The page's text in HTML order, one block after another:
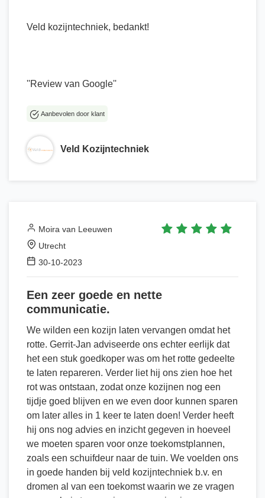
Veld kozijntechniek, bedankt!
''Review van Google''
Veld Kozijntechniek
Aanbevolen door klant
Moira van Leeuwen
Utrecht
30-10-2023
Een zeer goede en nette
communicatie.
We wilden een kozijn laten vervangen omdat het
rotte. Gerrit-Jan adviseerde ons echter eerlijk dat
het een stuk goedkoper was om het rotte gedeelte
te laten repareren. Verder liet hij ons zien hoe het
rot was ontstaan, zodat onze kozijnen nog een
tijdje goed blijven en we even door kunnen sparen
om later alles in 1 keer te laten doen! Verder heeft
hij ons nog advies en inzicht gegeven in hoeveel
we moeten sparen voor onze toekomstplannen,
zoals een schuifdeur naar de tuin. We voelden ons
in goede handen bij veld kozijntechniek b.v. en
dromen al van een toekomst waarin we ze vragen